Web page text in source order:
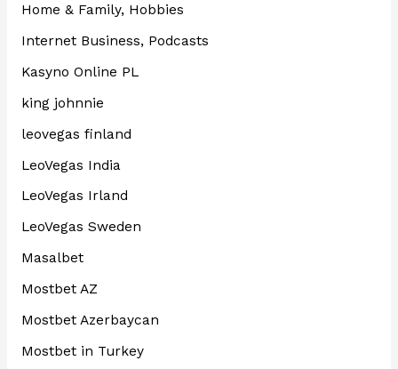
Home & Family, Hobbies
Internet Business, Podcasts
Kasyno Online PL
king johnnie
leovegas finland
LeoVegas India
LeoVegas Irland
LeoVegas Sweden
Masalbet
Mostbet AZ
Mostbet Azerbaycan
Mostbet in Turkey